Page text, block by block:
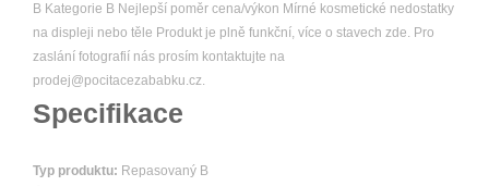
B Kategorie B Nejlepší poměr cena/výkon Mírné kosmetické nedostatky
na displeji nebo těle Produkt je plně funkční, více o stavech zde. Pro
zaslání fotografií nás prosím kontaktujte na
prodej@pocitacezababku.cz.
Specifikace
Typ produktu: Repasovaný B